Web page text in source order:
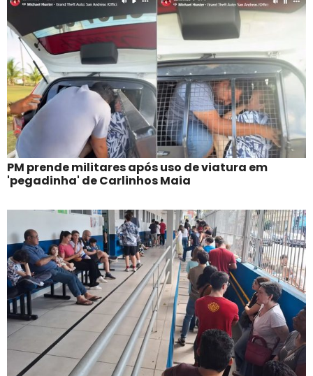
PM prende militares após uso de viatura em
'pegadinha' de Carlinhos Maia